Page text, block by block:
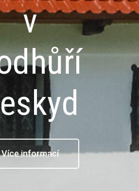
v
Více informací